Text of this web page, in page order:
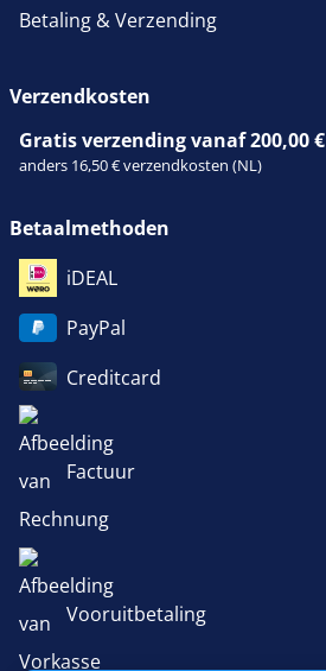
Betaling & Verzending
Verzendkosten
Gratis verzending vanaf 200,00 €
anders 16,50 € verzendkosten (NL)
Betaalmethoden
iDEAL
PayPal
Creditcard
Factuur
Vooruitbetaling